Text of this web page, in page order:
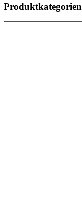
Produktkategorien